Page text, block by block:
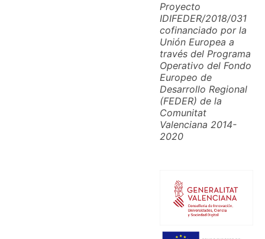
Proyecto
IDIFEDER/2018/031
cofinanciado por la
Unión Europea a
través del Programa
Operativo del Fondo
Europeo de
Desarrollo Regional
(FEDER) de la
Comunitat
Valenciana 2014-
2020